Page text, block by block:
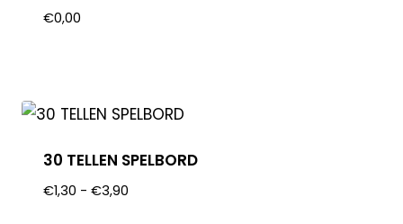
€0,00
30 TELLEN SPELBORD
€1,30 - €3,90